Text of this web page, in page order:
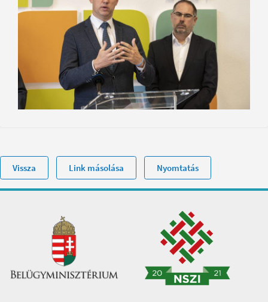
Vissza Link másolása Nyomtatás